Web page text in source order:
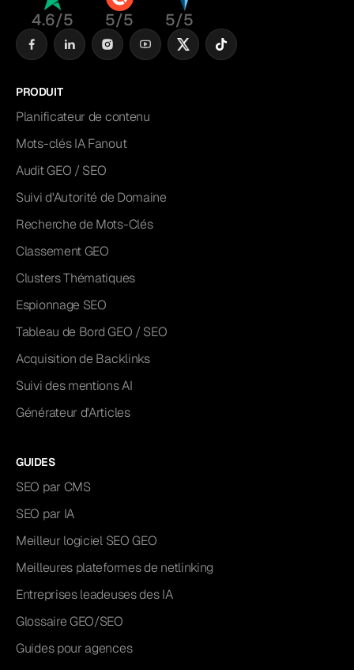
4.6/5 5/5 5/5
PRODUIT
Planificateur de contenu
Mots-clés IA Fanout
Audit GEO / SEO
Suivi d'Autorité de Domaine
Recherche de Mots-Clés
Classement GEO
Clusters Thématiques
Espionnage SEO
Tableau de Bord GEO / SEO
Acquisition de Backlinks
Suivi des mentions AI
Générateur d'Articles
GUIDES
SEO par CMS
SEO par IA
Meilleur logiciel SEO GEO
Meilleures plateformes de netlinking
Entreprises leadeuses des IA
Glossaire GEO/SEO
Guides pour agences